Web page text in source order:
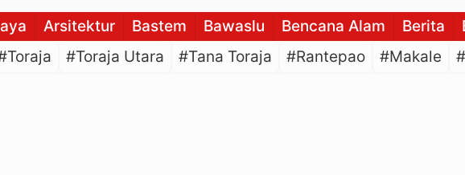
Arsitektur Bastem Bawaslu Bencana Alam Berita
#Toraja Utara #Tana Toraja #Rantepao #Makale